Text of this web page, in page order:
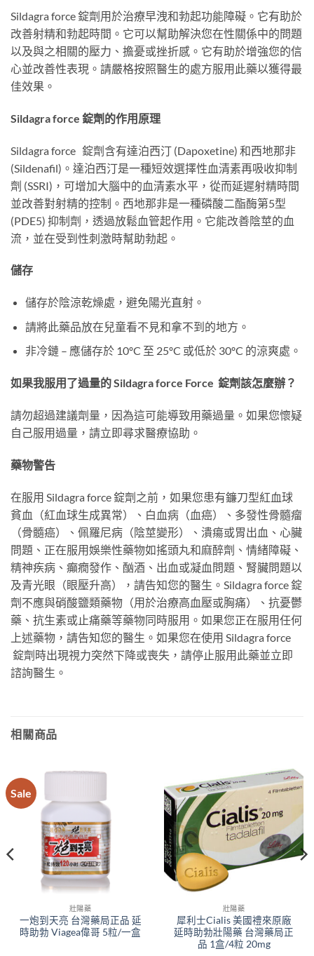
Sildagra force 錠劑用於治療早洩和勃起功能障礙。它有助於
改善射精和勃起時間。它可以幫助解決您在性關係中的問題
以及與之相關的壓力、擔憂或挫折感。它有助於增強您的信
心並改善性表現。請嚴格按照醫生的處方服用此藥以獲得最
佳效果。
Sildagra force 錠劑的作用原理
Sildagra force 錠劑含有達泊西汀 (Dapoxetine) 和西地那非
(Sildenafil)。達泊西汀是一種短效選擇性血清素再吸收抑制
劑 (SSRI)，可增加大腦中的血清素水平，從而延遲射精時間
並改善對射精的控制。西地那非是一種磷酸二酯酶第5型
(PDE5) 抑制劑，透過放鬆血管起作用。它能改善陰莖的血
流，並在受到性刺激時幫助勃起。
儲存
儲存於陰涼乾燥處，避免陽光直射。
請將此藥品放在兒童看不見和拿不到的地方。
非冷鏈 – 應儲存於 10ºC 至 25ºC 或低於 30ºC 的涼爽處。
如果我服用了過量的 Sildagra force Force 錠劑該怎麼辦？​
請勿超過建議劑量，因為這可能導致用藥過量。如果您懷疑
自己服用過量，請立即尋求醫療協助。
藥物警告
在服用 Sildagra force 錠劑之前，如果您患有鐮刀型紅血球
貧血（紅血球生成異常）、白血病（血癌）、多發性骨髓瘤
（骨髓癌）、佩羅尼病（陰莖變形）、潰瘍或胃出血、心臟
問題、正在服用娛樂性藥物如搖頭丸和麻醉劑、情緒障礙、
精神疾病、癲癇發作、酗酒、出血或凝血問題、腎臟問題以
及青光眼（眼壓升高），請告知您的醫生。Sildagra force 錠
劑不應與硝酸鹽類藥物（用於治療高血壓或胸痛）、抗憂鬱
藥、抗生素或止痛藥等藥物同時服用。如果您正在服用任何
上述藥物，請告知您的醫生。如果您在使用 Sildagra force
錠劑時出現視力突然下降或喪失，請停止服用此藥並立即
諮詢醫生。
相關商品
Sale
壯陽藥
一炮到天亮 台灣藥局正品 延
時助勃 Viagea偉哥 5粒/一盒
壯陽藥
犀利士Cialis 美國禮來原廠
延時助勃壯陽藥 台灣藥局正
品 1盒/4粒 20mg